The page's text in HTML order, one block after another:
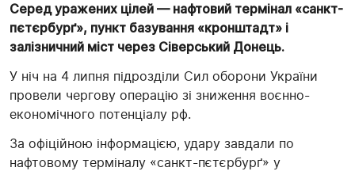
Серед уражених цілей — нафтовий термінал «санкт-
пєтєрбурґ», пункт базування «кронштадт» і
залізничний міст через Сіверський Донець.
У ніч на 4 липня підрозділи Сил оборони України
провели чергову операцію зі зниження воєнно-
економічного потенціалу рф.
За офіційною інформацією, удару завдали по
нафтовому терміналу «санкт-пєтєрбурґ» у